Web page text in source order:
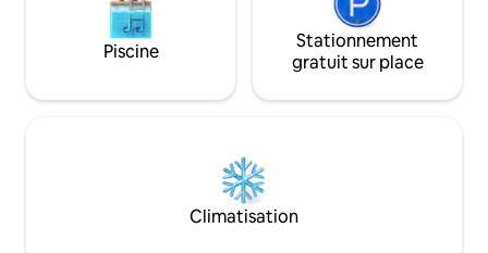
Piscine
Stationnement
gratuit sur place
Climatisation